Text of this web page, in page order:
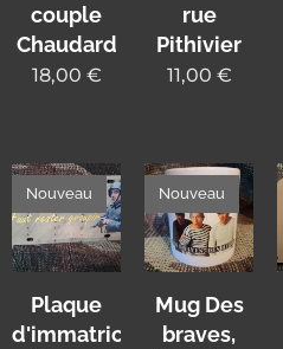
couple
Chaudard
18,00 €
rue
Pithivier
11,00 €
Plaque
d'immatriculation
Nouveau
Mug Des
braves,
Nouveau